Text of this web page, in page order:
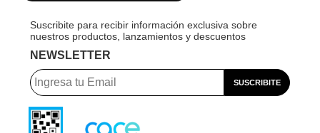
NEWSLETTER